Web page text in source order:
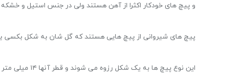
و پیچ های خودکار اکثرا از آهن هستند ولی در جنس استیل و
پیچ های شیروانی از پیچ هایی هستند که گل شان به شکل بکسی
این نوع پیچ ها به یک شکل رزوه می شوند و قطر آنها ۱۴ میلی متر می باشد.